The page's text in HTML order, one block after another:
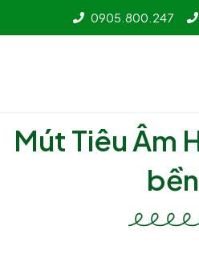
0905.800.247
Mút Tiêu Âm